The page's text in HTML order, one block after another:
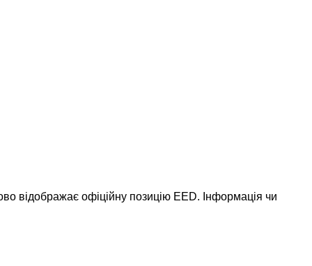
відображає офіційну позицію EED. Інформація чи